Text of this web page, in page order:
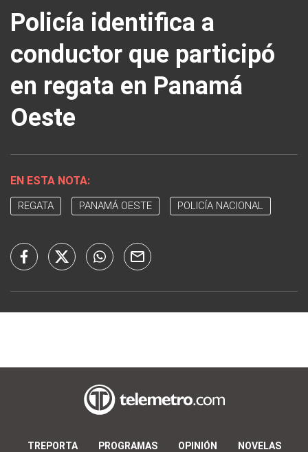
Policía identifica a
conductor que participó
en regata en Panamá
Oeste
EN ESTA NOTA:
REGATA PANAMÁ OESTE POLICÍA NACIONAL
TREPORTA PROGRAMAS OPINIÓN NOVELAS